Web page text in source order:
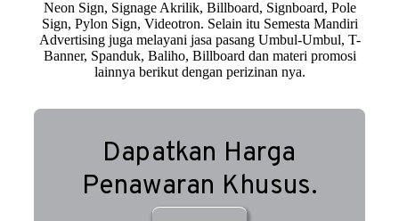
Neon Sign, Signage Akrilik, Billboard, Signboard, Pole
Sign, Pylon Sign, Videotron. Selain itu Semesta Mandiri
Advertising juga melayani jasa pasang Umbul-Umbul, T-
Banner, Spanduk, Baliho, Billboard dan materi promosi
lainnya berikut dengan perizinan nya.
Dapatkan Harga
Penawaran Khusus.